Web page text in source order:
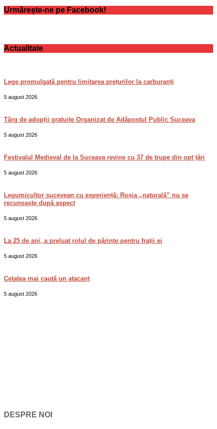
Urmărește-ne pe Facebook!
Actualitate
Lege promulgată pentru limitarea prețurilor la carburanți
5 august 2026
Târg de adopții gratuite Organizat de Adăpostul Public Suceava
5 august 2026
Festivalul Medieval de la Suceava revine cu 37 de trupe din opt țări
5 august 2026
Legumicultor sucevean cu experiență: Roșia „naturală” nu se
recunoaște după aspect
5 august 2026
La 25 de ani, a preluat rolul de părinte pentru frații ei
5 august 2026
Cetatea mai caută un atacant
5 august 2026
DESPRE NOI